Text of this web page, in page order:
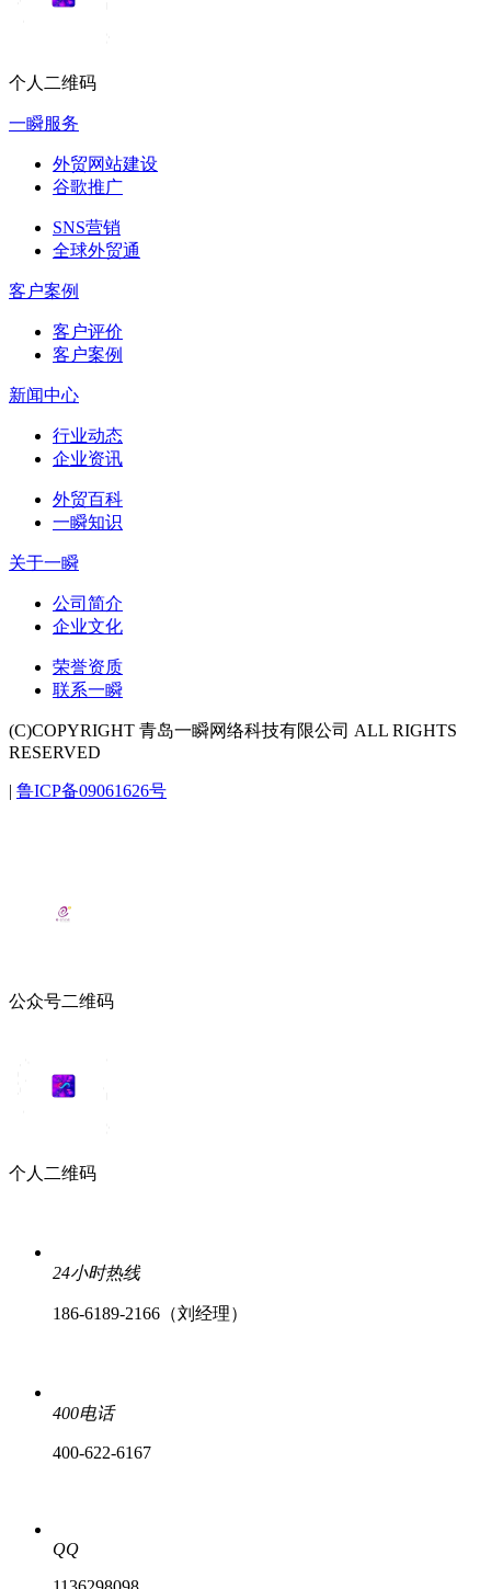
个人二维码
一瞬服务
外贸网站建设
谷歌推广
SNS营销
全球外贸通
客户案例
客户评价
客户案例
新闻中心
行业动态
企业资讯
外贸百科
一瞬知识
关于一瞬
公司简介
企业文化
荣誉资质
联系一瞬
(C)COPYRIGHT 青岛一瞬网络科技有限公司 ALL RIGHTS
RESERVED
| 鲁ICP备09061626号
公众号二维码
个人二维码
24小时热线
186-6189-2166（刘经理）
400电话
400-622-6167
QQ